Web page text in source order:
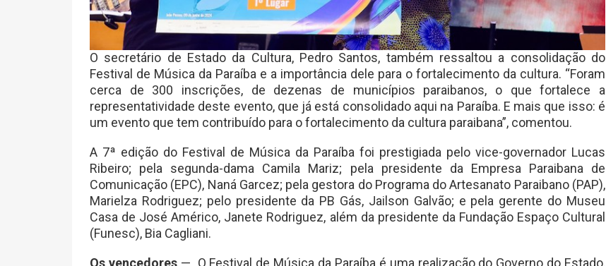
O secretário de Estado da Cultura, Pedro Santos, também ressaltou a consolidação do
Festival de Música da Paraíba e a importância dele para o fortalecimento da cultura. “Foram
cerca de 300 inscrições, de dezenas de municípios paraibanos, o que fortalece a
representatividade deste evento, que já está consolidado aqui na Paraíba. E mais que isso: é
um evento que tem contribuído para o fortalecimento da cultura paraibana”, comentou.
A 7ª edição do Festival de Música da Paraíba foi prestigiada pelo vice-governador Lucas
Ribeiro; pela segunda-dama Camila Mariz; pela presidente da Empresa Paraibana de
Comunicação (EPC), Naná Garcez; pela gestora do Programa do Artesanato Paraibano (PAP),
Marielza Rodriguez; pelo presidente da PB Gás, Jailson Galvão; e pela gerente do Museu
Casa de José Américo, Janete Rodriguez, além da presidente da Fundação Espaço Cultural
(Funesc), Bia Cagliani.
Os vencedores— O Festival de Música da Paraíba é uma realização do Governo do Estado,